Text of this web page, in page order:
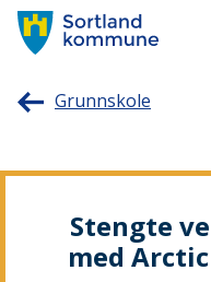
kommune
Grunnskole
Stengte
med